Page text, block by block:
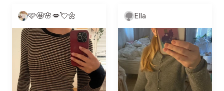
🩷🤩🌸💋💘🌼 Ella